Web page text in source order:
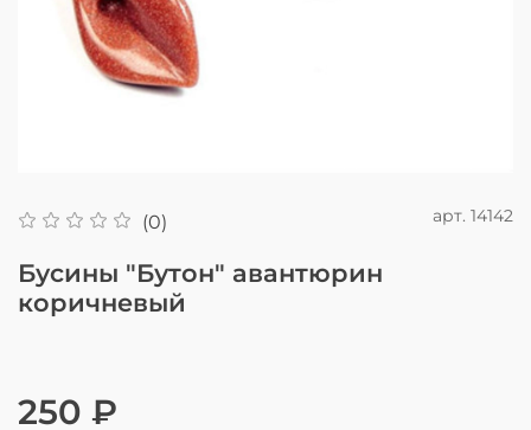
(0) арт. 14142
Бусины "Бутон" авантюрин
коричневый
250 ₽